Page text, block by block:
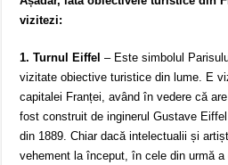
vizitezi:
1. Turnul Eiffel – Este simbolul
vizitate obiective turistice din lume. E
capitalei Franței, având în vedere că
fost construit de inginerul Gustave
din 1889. Chiar dacă intelectualii și
vehement la început, în cele din urmă